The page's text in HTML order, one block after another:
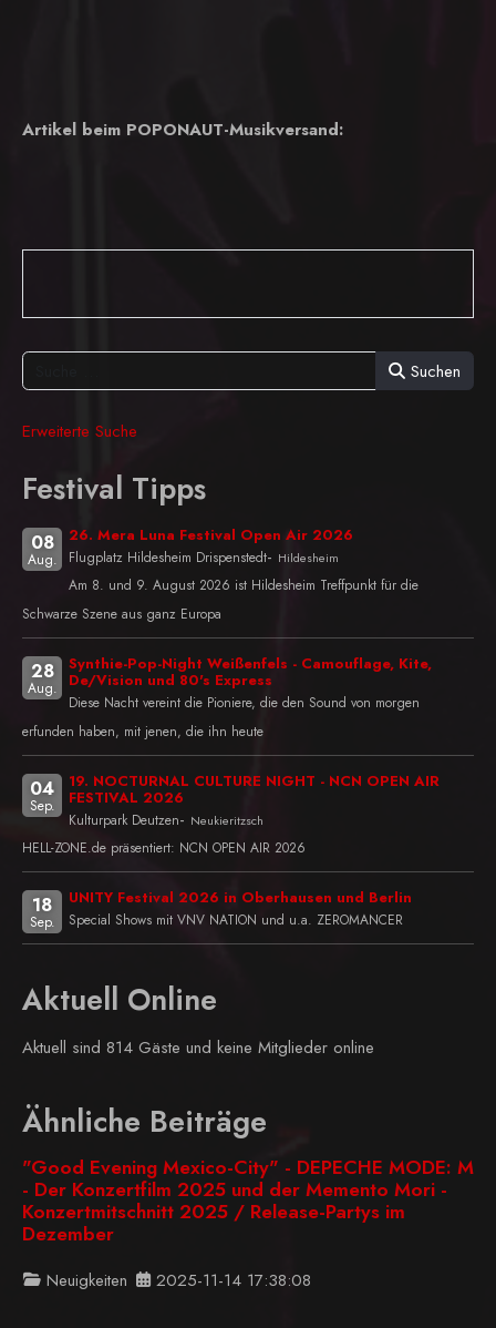
Artikel beim POPONAUT-Musikversand:
Suchen
Erweiterte Suche
Festival Tipps
08
Aug.
26. Mera Luna Festival Open Air 2026
Flugplatz Hildesheim Drispenstedt- Hildesheim
Am 8. und 9. August 2026 ist Hildesheim Treffpunkt für die
Schwarze Szene aus ganz Europa
28
Aug.
Synthie-Pop-Night Weißenfels - Camouflage, Kite,
De/Vision und 80's Express
Diese Nacht vereint die Pioniere, die den Sound von morgen
erfunden haben, mit jenen, die ihn heute
04
Sep.
19. NOCTURNAL CULTURE NIGHT - NCN OPEN AIR
FESTIVAL 2026
Kulturpark Deutzen- Neukieritzsch
HELL-ZONE.de präsentiert: NCN OPEN AIR 2026
18
Sep.
UNITY Festival 2026 in Oberhausen und Berlin
Special Shows mit VNV NATION und u.a. ZEROMANCER
Aktuell Online
Aktuell sind 814 Gäste und keine Mitglieder online
Ähnliche Beiträge
"Good Evening Mexico-City" - DEPECHE MODE: M
- Der Konzertfilm 2025 und der Memento Mori -
Konzertmitschnitt 2025 / Release-Partys im
Dezember
Neuigkeiten 2025-11-14 17:38:08